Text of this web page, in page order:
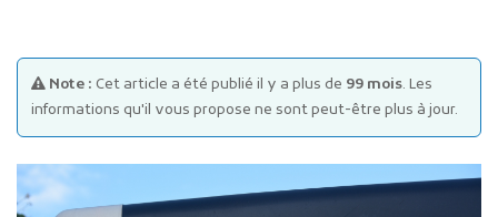
Note : Cet article a été publié il y a plus de 99 mois. Les
informations qu'il vous propose ne sont peut-être plus à jour.